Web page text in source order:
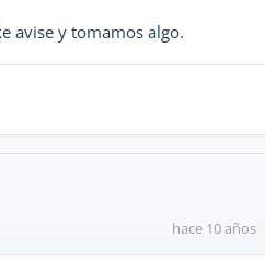
avise y tomamos algo.
hace 10 años